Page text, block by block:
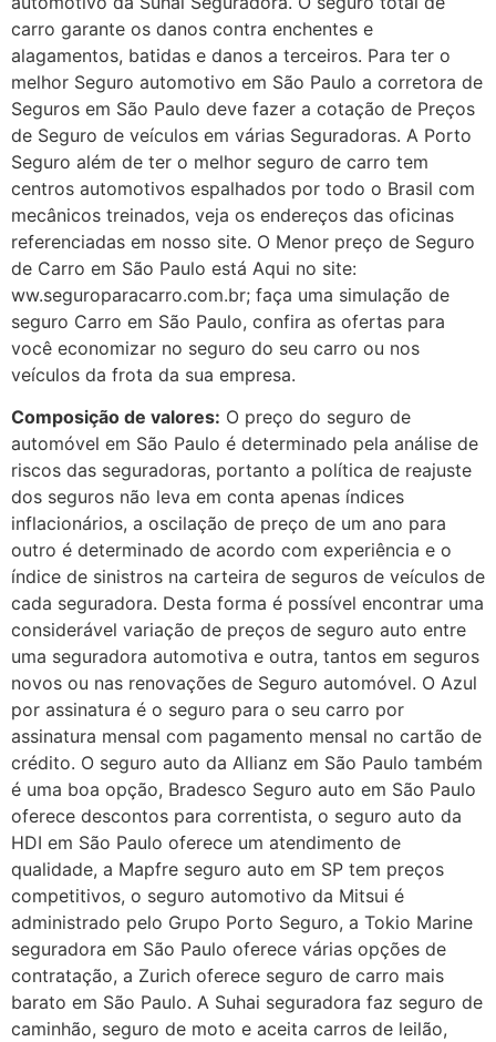
carro garante os danos contra enchentes e
alagamentos, batidas e danos a terceiros. Para ter o
melhor Seguro automotivo em São Paulo a corretora de
Seguros em São Paulo deve fazer a cotação de Preços
de Seguro de veículos em várias Seguradoras. A Porto
Seguro além de ter o melhor seguro de carro tem
centros automotivos espalhados por todo o Brasil com
mecânicos treinados, veja os endereços das oficinas
referenciadas em nosso site. O Menor preço de Seguro
de Carro em São Paulo está Aqui no site:
ww.seguroparacarro.com.br; faça uma simulação de
seguro Carro em São Paulo, confira as ofertas para
você economizar no seguro do seu carro ou nos
veículos da frota da sua empresa.
Composição de valores: O preço do seguro de
automóvel em São Paulo é determinado pela análise de
riscos das seguradoras, portanto a política de reajuste
dos seguros não leva em conta apenas índices
inflacionários, a oscilação de preço de um ano para
outro é determinado de acordo com experiência e o
índice de sinistros na carteira de seguros de veículos de
cada seguradora. Desta forma é possível encontrar uma
considerável variação de preços de seguro auto entre
uma seguradora automotiva e outra, tantos em seguros
novos ou nas renovações de Seguro automóvel. O Azul
por assinatura é o seguro para o seu carro por
assinatura mensal com pagamento mensal no cartão de
crédito. O seguro auto da Allianz em São Paulo também
é uma boa opção, Bradesco Seguro auto em São Paulo
oferece descontos para correntista, o seguro auto da
HDI em São Paulo oferece um atendimento de
qualidade, a Mapfre seguro auto em SP tem preços
competitivos, o seguro automotivo da Mitsui é
administrado pelo Grupo Porto Seguro, a Tokio Marine
seguradora em São Paulo oferece várias opções de
contratação, a Zurich oferece seguro de carro mais
barato em São Paulo. A Suhai seguradora faz seguro de
caminhão, seguro de moto e aceita carros de leilão,